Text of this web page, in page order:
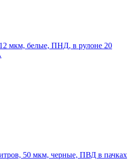
мкм, белые, ПНД, в рулоне 20
50 мкм, черные, ПВД в пачках